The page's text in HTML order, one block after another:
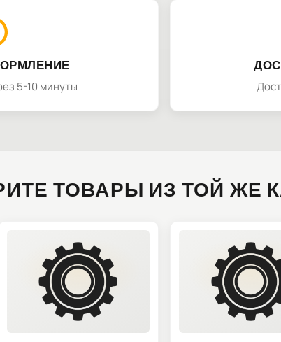
5-10 минуты
ТОВАРЫ ИЗ ТОЙ ЖЕ